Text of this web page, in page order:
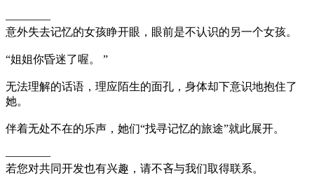
————
意外失去记忆的女孩睁开眼，眼前是不认识的另一个女孩。
“姐姐你昏迷了喔。 ”
无法理解的话语，理应陌生的面孔，身体却下意识地抱住了
她。
伴着无处不在的乐声，她们“找寻记忆的旅途”就此展开。
————
若您对共同开发也有兴趣，请不吝与我们取得联系。